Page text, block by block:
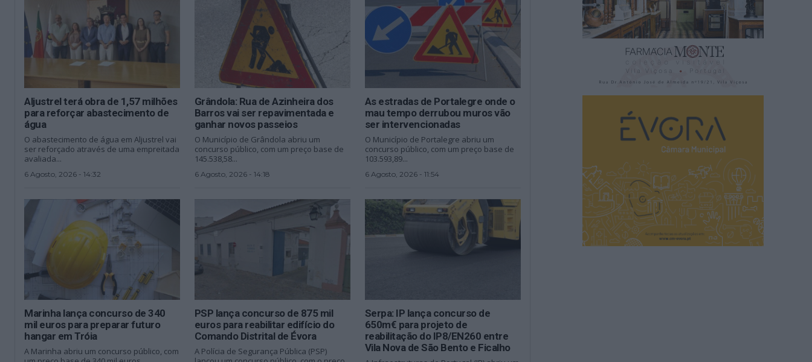
Aljustrel terá obra de 1,57 milhões
para reforçar abastecimento de
água
O abastecimento de água em Aljustrel vai
ser reforçado através de uma empreitada
avaliada...
6 Agosto, 2026 - 14:32
Grândola: Rua de Azinheira dos
Barros vai ser repavimentada e
ganhar novos passeios
O Município de Grândola abriu um
concurso público, com um preço base de
145.538,58...
6 Agosto, 2026 - 14:18
As estradas de Portalegre onde o
mau tempo derrubou muros vão
ser intervencionadas
O Município de Portalegre abriu um
concurso público, com um preço base de
103.593,89...
6 Agosto, 2026 - 11:54
Marinha lança concurso de 340
mil euros para preparar futuro
hangar em Tróia
A Marinha abriu um concurso público, com
PSP lança concurso de 875 mil
euros para reabilitar edifício do
Comando Distrital de Évora
A Polícia de Segurança Pública (PSP)
Serpa: IP lança concurso de
650m€ para projeto de
reabilitação do IP8/EN260 entre
Vila Nova de São Bento e Ficalho